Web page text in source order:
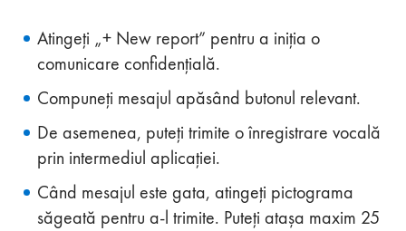
Atingeți „+ New report” pentru a iniția o
comunicare confidențială.
Compuneți mesajul apăsând butonul relevant.
De asemenea, puteți trimite o înregistrare vocală
prin intermediul aplicației.
Când mesajul este gata, atingeți pictograma
săgeată pentru a-l trimite. Puteți atașa maxim 25